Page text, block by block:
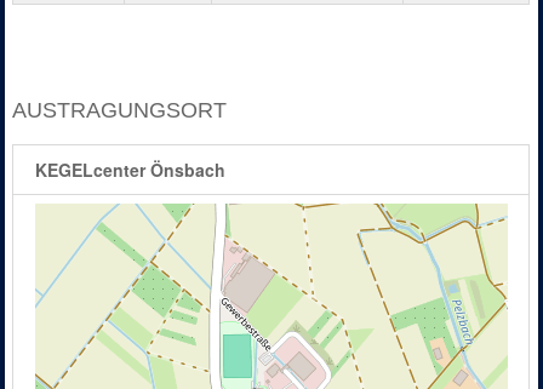
AUSTRAGUNGSORT
KEGELcenter Önsbach